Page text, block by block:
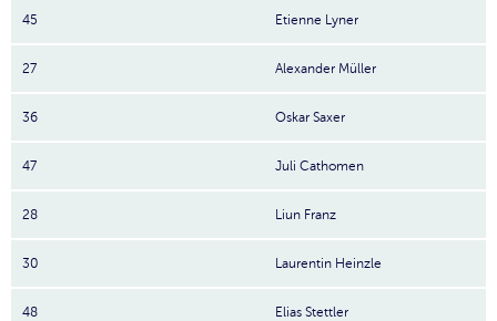
45 Etienne Lyner
27 Alexander Müller
36 Oskar Saxer
47 Juli Cathomen
28 Liun Franz
30 Laurentin Heinzle
48 Elias Stettler